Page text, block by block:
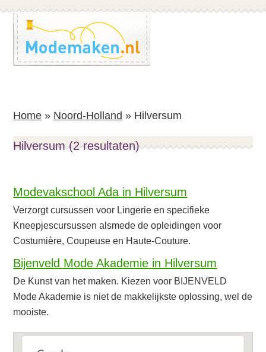
Spring
naar
de
inhoud
Spring
naar
de
voettekst
Home » Noord-Holland » Hilversum
Hilversum (2 resultaten)
Modevakschool Ada in Hilversum
Verzorgt cursussen voor Lingerie en specifieke
Kneepjescursussen alsmede de opleidingen voor
Costumière, Coupeuse en Haute-Couture.
Bijenveld Mode Akademie in Hilversum
De Kunst van het maken. Kiezen voor BIJENVELD
Mode Akademie is niet de makkelijkste oplossing, wel de
mooiste.